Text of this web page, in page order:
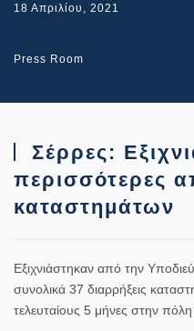
18 Απριλίου, 2021
Press Room
Σέρρες:
περισσότερες
καταστημάτων
Εξιχνιάστηκαν από την
συνολικά 37 διαρρήξεις
τελευταίους 5 μήνες στην